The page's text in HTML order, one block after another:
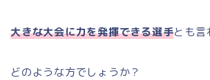
大きな大会に力を発揮できる選手とも言
どのような方でしょうか？